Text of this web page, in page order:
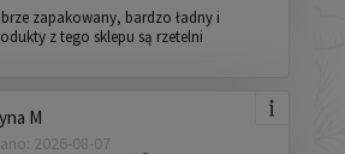
zapakowany, bardzo ładny i
z tego sklepu są rzetelni
M
2026-08-07